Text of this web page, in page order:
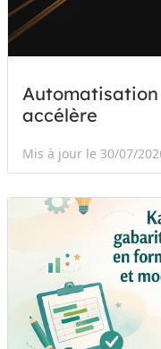
accélère
Mis à jour le 30/07/